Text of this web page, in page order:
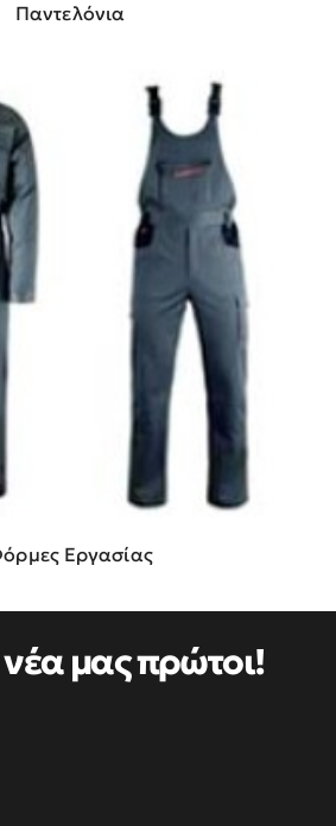
Παντελόνια
Εργασίας
μας πρώτοι!